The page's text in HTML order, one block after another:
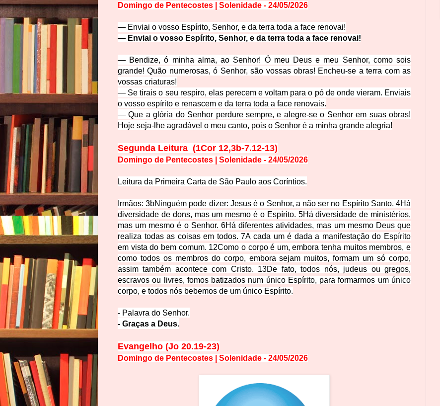
Domingo de Pentecostes | Solenidade - 24/05/2026
— Enviai o vosso Espírito, Senhor, e da terra toda a face renovai!
— Enviai o vosso Espírito, Senhor, e da terra toda a face renovai!
— Bendize, ó minha alma, ao Senhor! Ó meu Deus e meu Senhor, como sois
grande! Quão numerosas, ó Senhor, são vossas obras! Encheu-se a terra com as
vossas criaturas!
— Se tirais o seu respiro, elas perecem e voltam para o pó de onde vieram. Enviais
o vosso espírito e renascem e da terra toda a face renovais.
— Que a glória do Senhor perdure sempre, e alegre-se o Senhor em suas obras!
Hoje seja-lhe agradável o meu canto, pois o Senhor é a minha grande alegria!
Segunda Leitura (1Cor 12,3b-7.12-13)
Domingo de Pentecostes | Solenidade - 24/05/2026
Leitura da Primeira Carta de São Paulo aos Coríntios.
Irmãos:3bNinguém pode dizer: Jesus é o Senhor, a não ser no Espírito Santo.4Há
diversidade de dons, mas um mesmo é o Espírito. 5Há diversidade de ministérios,
mas um mesmo é o Senhor. 6Há diferentes atividades, mas um mesmo Deus que
realiza todas as coisas em todos.7A cada um é dada a manifestação do Espírito
em vista do bem comum. 12Como o corpo é um, embora tenha muitos membros, e
como todos os membros do corpo, embora sejam muitos, formam um só corpo,
assim também acontece com Cristo. 13De fato, todos nós, judeus ou gregos,
escravos ou livres, fomos batizados num único Espírito, para formarmos um único
corpo, e todos nós bebemos de um único Espírito.
- Palavra do Senhor.
- Graças a Deus.
Evangelho (Jo 20.19-23)
Domingo de Pentecostes | Solenidade - 24/05/2026